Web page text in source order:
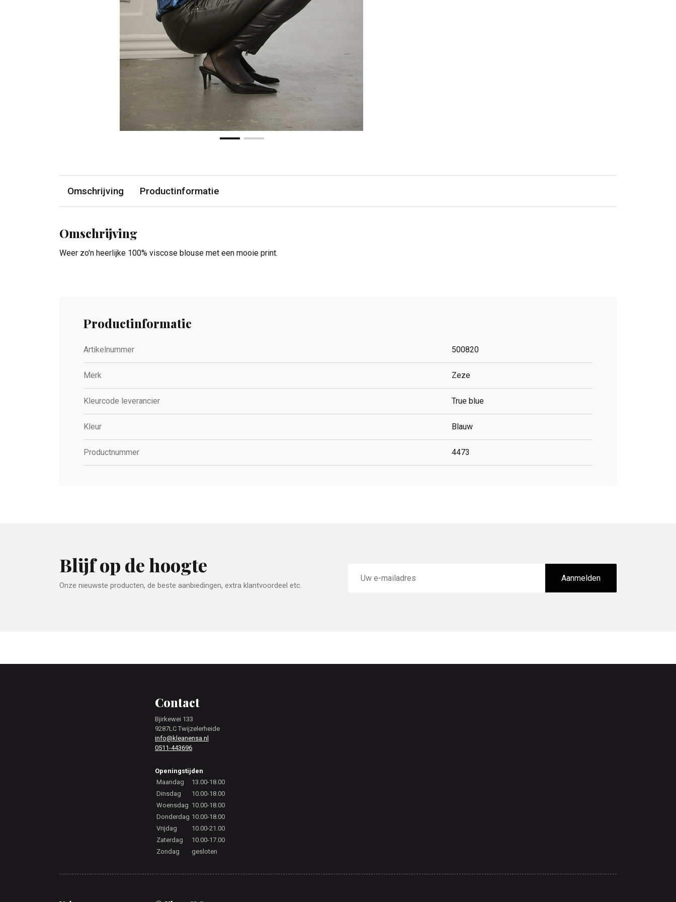
Omschrijving Productinformatie
Omschrijving
Weer zo'n heerlijke 100% viscose blouse met een mooie print.
Productinformatie
Artikelnummer 500820
Merk Zeze
Kleurcode leverancier True blue
Kleur Blauw
Productnummer 4473
Blijf op de hoogte
Onze nieuwste producten, de beste aanbiedingen, extra klantvoordeel etc.
mailadres
Aanmelden
Contact
Bjirkewei 133
9287LC Twijzelerheide
info@kleanensa.nl
0511-443696
Openingstijden
Maandag
13.00-18.00
Dinsdag
10.00-18.00
Woensdag 10.00-18.00
Donderdag 10.00-18.00
Vrijdag
10.00-21.00
Zaterdag
10.00-17.00
Zondag
gesloten